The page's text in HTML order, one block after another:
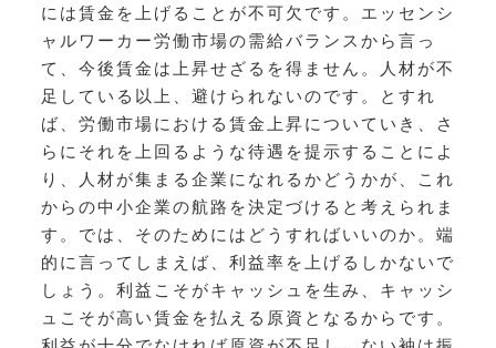
には賃金を上げることが不可欠です。エッセンシ
ャルワーカー労働市場の需給バランスから言っ
て、今後賃金は上昇せざるを得ません。人材が不
足している以上、避けられないのです。とすれ
ば、労働市場における賃金上昇についていき、さ
らにそれを上回るような待遇を提示することによ
り、人材が集まる企業になれるかどうかが、これ
からの中小企業の航路を決定づけると考えられま
す。では、そのためにはどうすればいいのか。端
的に言ってしまえば、利益率を上げるしかないで
しょう。利益こそがキャッシュを生み、キャッシ
ュこそが高い賃金を払える原資となるからです。